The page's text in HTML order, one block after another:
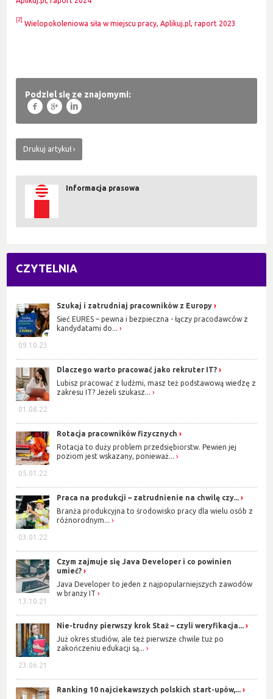
[2]
Wielopokoleniowa siła w miejscu pracy, Aplikuj.pl, raport 2023
Podziel się ze znajomymi:
f g l
Drukuj artykuł
Informacja prasowa
CZYTELNIA
09.10.23
Szukaj i zatrudniaj pracowników z Europy
Sieć EURES – pewna i bezpieczna - łączy pracodawców z
kandydatami do...
01.08.22
Dlaczego warto pracować jako rekruter IT?
Lubisz pracować z ludźmi, masz też podstawową wiedzę z
zakresu IT? Jeżeli szukasz...
05.01.22
Rotacja pracowników fizycznych
Rotacja to duży problem przedsiębiorstw. Pewien jej
poziom jest wskazany, ponieważ...
03.01.22
Praca na produkcji – zatrudnienie na chwilę czy...
Branża produkcyjna to środowisko pracy dla wielu osób z
różnorodnym...
13.10.21
Czym zajmuje się Java Developer i co powinien
umieć?
Java Developer to jeden z najpopularniejszych zawodów
w branży IT
23.06.21
Nie-trudny pierwszy krok Staż – czyli weryfikacja...
Już okres studiów, ale też pierwsze chwile tuż po
zakończeniu edukacji są...
Ranking 10 najciekawszych polskich start-upów,...